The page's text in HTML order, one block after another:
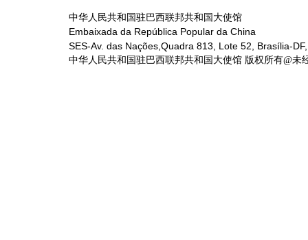
中华人民共和国驻巴西联邦共和国大使馆
Embaixada da República Popular da China
SES-Av. das Nações,Quadra 813, Lote 52, Brasília-
中华人民共和国驻巴西联邦共和国大使馆 版权所有@未